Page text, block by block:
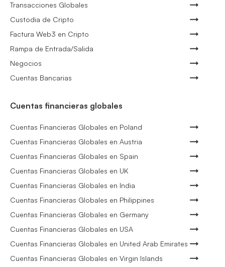
Transacciones Globales
Custodia de Cripto
Factura Web3 en Cripto
Rampa de Entrada/Salida
Negocios
Cuentas Bancarias
Cuentas financieras globales
Cuentas Financieras Globales en Poland
Cuentas Financieras Globales en Austria
Cuentas Financieras Globales en Spain
Cuentas Financieras Globales en UK
Cuentas Financieras Globales en India
Cuentas Financieras Globales en Philippines
Cuentas Financieras Globales en Germany
Cuentas Financieras Globales en USA
Cuentas Financieras Globales en United Arab Emirates
Cuentas Financieras Globales en Virgin Islands